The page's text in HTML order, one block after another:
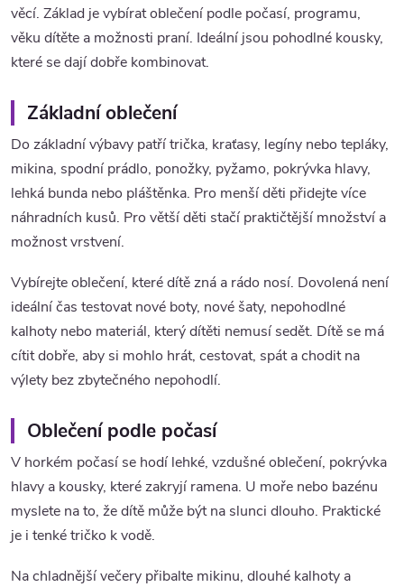
věcí. Základ je vybírat oblečení podle počasí, programu,
věku dítěte a možnosti praní. Ideální jsou pohodlné kousky,
které se dají dobře kombinovat.
Základní oblečení
Do základní výbavy patří trička, kraťasy, legíny nebo tepláky,
mikina, spodní prádlo, ponožky, pyžamo, pokrývka hlavy,
lehká bunda nebo pláštěnka. Pro menší děti přidejte více
náhradních kusů. Pro větší děti stačí praktičtější množství a
možnost vrstvení.
Vybírejte oblečení, které dítě zná a rádo nosí. Dovolená není
ideální čas testovat nové boty, nové šaty, nepohodlné
kalhoty nebo materiál, který dítěti nemusí sedět. Dítě se má
cítit dobře, aby si mohlo hrát, cestovat, spát a chodit na
výlety bez zbytečného nepohodlí.
Oblečení podle počasí
V horkém počasí se hodí lehké, vzdušné oblečení, pokrývka
hlavy a kousky, které zakryjí ramena. U moře nebo bazénu
myslete na to, že dítě může být na slunci dlouho. Praktické
je i tenké tričko k vodě.
Na chladnější večery přibalte mikinu, dlouhé kalhoty a